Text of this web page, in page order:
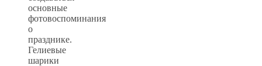
основные
фотовоспоминания
о
празднике.
Гелиевые
шарики